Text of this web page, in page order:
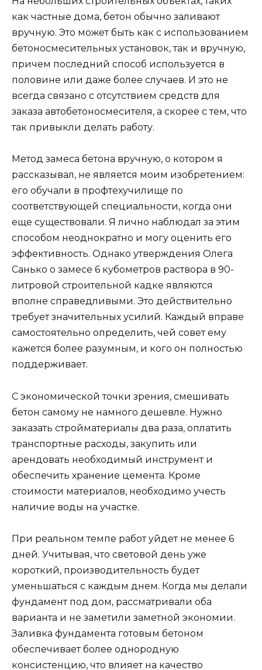
как частные дома, бетон обычно заливают
вручную. Это может быть как с использованием
бетоносмесительных установок, так и вручную,
причем последний способ используется в
половине или даже более случаев. И это не
всегда связано с отсутствием средств для
заказа автобетоносмесителя, а скорее с тем, что
так привыкли делать работу.
Метод замеса бетона вручную, о котором я
рассказывал, не является моим изобретением:
его обучали в профтехучилище по
соответствующей специальности, когда они
еще существовали. Я лично наблюдал за этим
способом неоднократно и могу оценить его
эффективность. Однако утверждения Олега
Санько о замесе 6 кубометров раствора в 90-
литровой строительной кадке являются
вполне справедливыми. Это действительно
требует значительных усилий. Каждый вправе
самостоятельно определить, чей совет ему
кажется более разумным, и кого он полностью
поддерживает.
С экономической точки зрения, смешивать
бетон самому не намного дешевле. Нужно
заказать стройматериалы два раза, оплатить
транспортные расходы, закупить или
арендовать необходимый инструмент и
обеспечить хранение цемента. Кроме
стоимости материалов, необходимо учесть
наличие воды на участке.
При реальном темпе работ уйдет не менее 6
дней. Учитывая, что световой день уже
короткий, производительность будет
уменьшаться с каждым днем. Когда мы делали
фундамент под дом, рассматривали оба
варианта и не заметили заметной экономии.
Заливка фундамента готовым бетоном
обеспечивает более однородную
консистенцию, что влияет на качество